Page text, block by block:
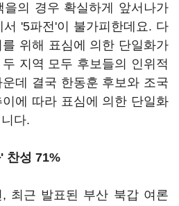
의 경우 확실하게 앞서나가
'5파전'이 불가피한데요. 다
위해 표심에 의한 단일화가
지역 모두 후보들의 인위적
데 결국 한동훈 후보와 조국
에 따라 표심에 의한 단일화
다.
찬성 71%
최근 발표된 부산 북갑 여론